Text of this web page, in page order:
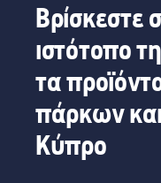
Βρίσκεστε
ιστότοπο
τα
πάρκων
Κύπρο